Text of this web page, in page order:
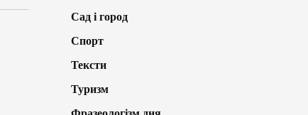
Сад і город
Спорт
Тексти
Туризм